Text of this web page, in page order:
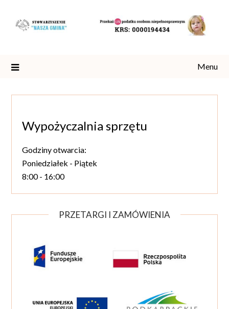
content
Menu
Wypożyczalnia sprzętu
Godziny otwarcia:
Poniedziałek - Piątek
8:00 - 16:00
PRZETARGI I ZAMÓWIENIA